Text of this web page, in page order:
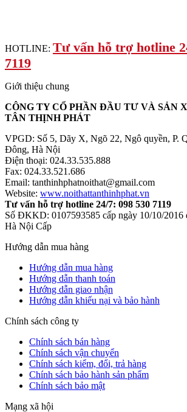
HOTLINE: Tư vấn hỗ trợ hotline
7119
Giới thiệu chung
CÔNG TY CỔ PHẦN ĐẦU TƯ VÀ SẢN
TÂN THỊNH PHÁT
VPGD: Số 5, Dãy X, Ngõ 22, Ngô quyền, P.
Đông, Hà Nội
Điện thoại: 024.33.535.888
Fax: 024.33.521.686
Email: tanthinhphatnoithat@gmail.com
Website: www.noithattanthinhphat.vn
Tư vấn hỗ trợ hotline 24/7: 098 530 7119
Số ĐKKD: 0107593585 cấp ngày 10/10/
Hà Nội Cấp
Hướng dẫn mua hàng
Hướng dẫn mua hàng
Hướng dẫn thanh toán
Hướng dẫn giao nhận
Hướng dẫn khiếu nại và bảo hành
Chính sách công ty
Chính sách bán hàng
Chính sách vận chuyển
Chính sách kiểm, đổi, trả hàng
Chính sách bảo hành sản phẩm
Chính sách bảo mật
Mạng xã hội